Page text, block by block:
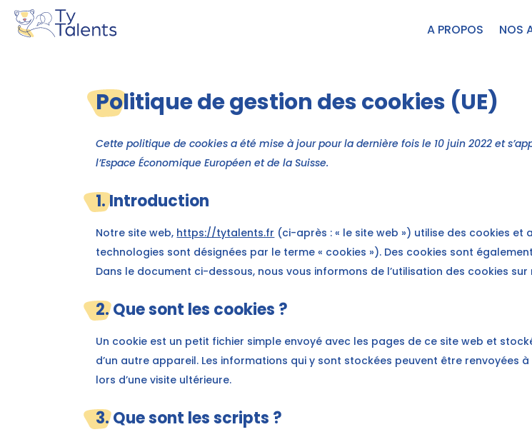
A PROPOS NOS
Politique de gestion des cookies (UE)
Cette politique de cookies a été mise à jour pour la dernière fois le 10 juin 2022 et
l’Espace Économique Européen et de la Suisse.
1. Introduction
Notre site web, https://tytalents.fr (ci-après : « le site web ») utilise des cookies
technologies sont désignées par le terme « cookies »). Des cookies sont
Dans le document ci-dessous, nous vous informons de l’utilisation des cookies
2. Que sont les cookies ?
Un cookie est un petit fichier simple envoyé avec les pages de ce site web et
d’un autre appareil. Les informations qui y sont stockées peuvent être renvoyées
lors d’une visite ultérieure.
3. Que sont les scripts ?